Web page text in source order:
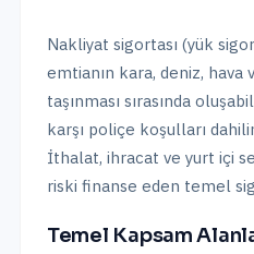
Nakliyat sigortası (yük
emtianın kara, deniz, hava
taşınması sırasında
karşı poliçe koşulları
İthalat, ihracat ve yurt içi
riski finanse eden temel
Temel Kapsam